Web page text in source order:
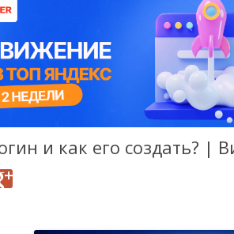
и как его создать? |